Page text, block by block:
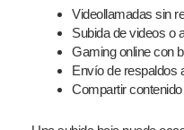
Videollamadas sin
Subida de videos o
Gaming online con
Envío de respaldos
Compartir